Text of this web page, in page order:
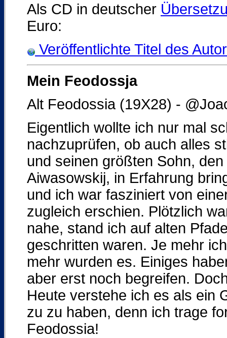
Als CD in deutscher
Euro:
Veröffentlichte Titel des
Mein Feodossja
Alt Feodossia (19X28) -
Eigentlich wollte ich nur mal
nachzuprüfen, ob auch alles
und seinen größten Sohn,
Aiwasowskij, in Erfahrung
und ich war fasziniert von
zugleich erschien. Plötzlich
nahe, stand ich auf alten
geschritten waren. Je mehr
mehr wurden es. Einiges
aber erst noch begreifen.
Heute verstehe ich es als ein
zu zu haben, denn ich trage
Feodossia!